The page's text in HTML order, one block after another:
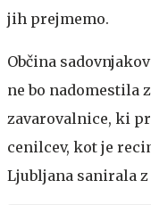
jih prejmemo.
Občina
ne bo nadomestila
zavarovalnice, ki
cenilcev, kot je
Ljubljana sanirala